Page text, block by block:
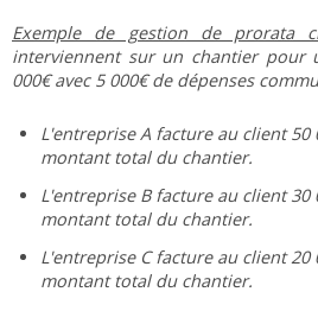
Exemple de gestion de prorata
interviennent sur un chantier pour
000€ avec 5 000€ de dépenses
L'entreprise A facture au client 50
montant total du chantier.
L'entreprise B facture au client 30
montant total du chantier.
L'entreprise C facture au client 20
montant total du chantier.